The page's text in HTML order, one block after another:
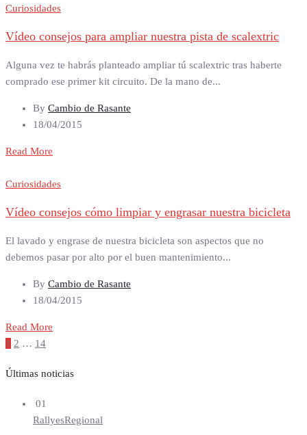
Curiosidades
Vídeo consejos para ampliar nuestra pista de scalextric
Alguna vez te habrás planteado ampliar tú scalextric tras haberte
comprado ese primer kit circuito. De la mano de...
By Cambio de Rasante
18/04/2015
Read More
Curiosidades
Vídeo consejos cómo limpiar y engrasar nuestra bicicleta
El lavado y engrase de nuestra bicicleta son aspectos que no
debemos pasar por alto por el buen mantenimiento...
By Cambio de Rasante
18/04/2015
Read More
Paginación
entradas
1 2 … 14
Últimas noticias
01
RallyesRegional